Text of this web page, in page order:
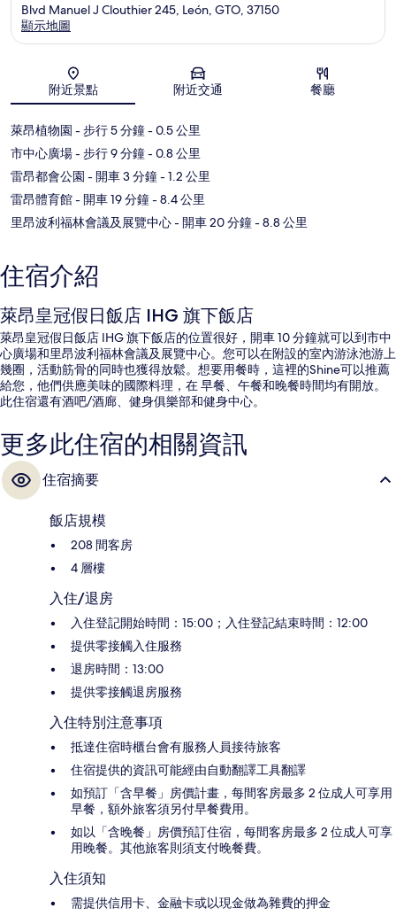
地圖
Blvd Manuel J Clouthier 245, León, GTO, 37150
顯示地圖
附近景點 附近交通 餐廳
萊昂植物園 - 步行 5 分鐘- 0.5 公里
市中心廣場- 步行 9 分鐘- 0.8 公里
雷昂都會公園 - 開車 3 分鐘- 1.2 公里
雷昂體育館- 開車 19 分鐘- 8.4 公里
里昂波利福林會議及展覽中心- 開車 20 分鐘- 8.8 公里
住宿介紹
萊昂皇冠假日飯店 IHG 旗下飯店
萊昂皇冠假日飯店 IHG 旗下飯店的位置很好，開車 10 分鐘就可以到市中
心廣場和里昂波利福林會議及展覽中心。您可以在附設的室內游泳池游上
幾圈，活動筋骨的同時也獲得放鬆。想要用餐時，這裡的Shine可以推薦
給您，他們供應美味的國際料理，在 早餐、午餐和晚餐時間均有開放。
此住宿還有酒吧/酒廊、健身俱樂部和健身中心。
更多此住宿的相關資訊
住宿摘要
飯店規模
208 間客房
4 層樓
入住/退房
入住登記開始時間：15:00；入住登記結束時間：12:00
提供零接觸入住服務
退房時間：13:00
提供零接觸退房服務
入住特別注意事項
抵達住宿時櫃台會有服務人員接待旅客
住宿提供的資訊可能經由自動翻譯工具翻譯
如預訂「含早餐」房價計畫，每間客房最多 2 位成人可享用
早餐，額外旅客須另付早餐費用。
如以「含晚餐」房價預訂住宿，每間客房最多 2 位成人可享
用晚餐。其他旅客則須支付晚餐費。
入住須知
需提供信用卡、金融卡或以現金做為雜費的押金